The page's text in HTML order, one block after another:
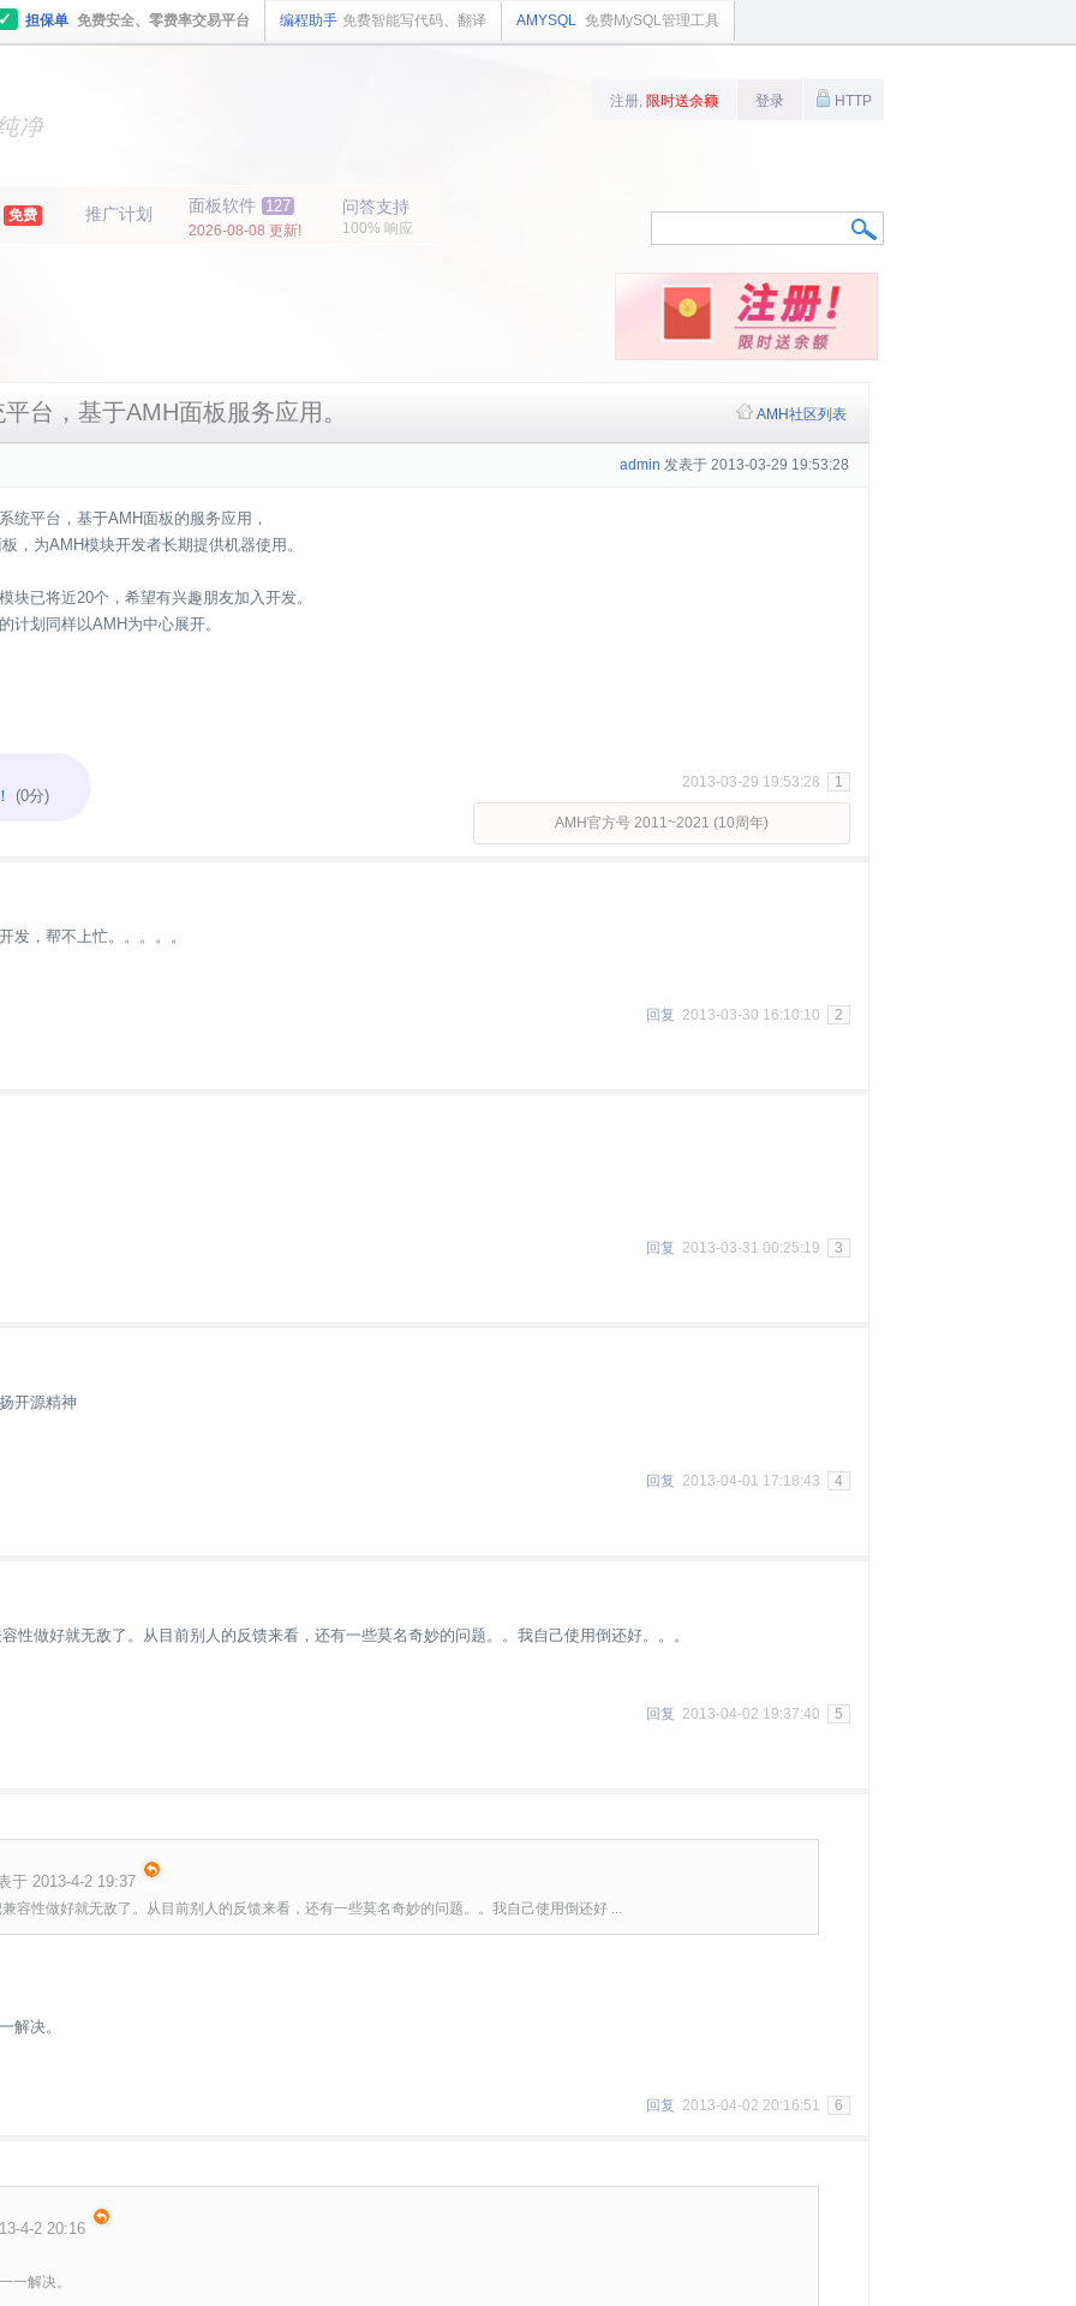
担保单 免费安全、零费率交易平台 编程助手 免费智能写代码、翻译 AMYSQL 免费MySQL管理工具
净
免费 推广计划 面板软件 127
2026-08-08 更新!
问答支持
100% 响应
注册, 限时送余额 登录 HTTP
台，基于AMH面板服务应用。 AMH社区列表
admin 发表于 2013-03-29 19:53:28
统平台，基于AMH面板的服务应用，
，为AMH模块开发者长期提供机器使用。
块已将近20个，希望有兴趣朋友加入开发。
计划同样以AMH为中心展开。
(0分)
2013-03-29 19:53:28 1
AMH官方号 2011~2021 (10周年)
发，帮不上忙。。。。。
回复 2013-03-30 16:10:10 2
回复 2013-03-31 00:25:19 3
开源精神
回复 2013-04-01 17:18:43 4
性做好就无敌了。从目前别人的反馈来看，还有一些莫名奇妙的问题。。我自己使用倒还好。。。
回复 2013-04-02 19:37:40 5
于 2013-4-2 19:37
容性做好就无敌了。从目前别人的反馈来看，还有一些莫名奇妙的问题。。我自己使用倒还好 ...
解决。
回复 2013-04-02 20:16:51 6
4-2 20:16
一解决。